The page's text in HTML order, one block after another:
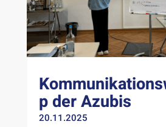
p der Azubis
20.11.2025